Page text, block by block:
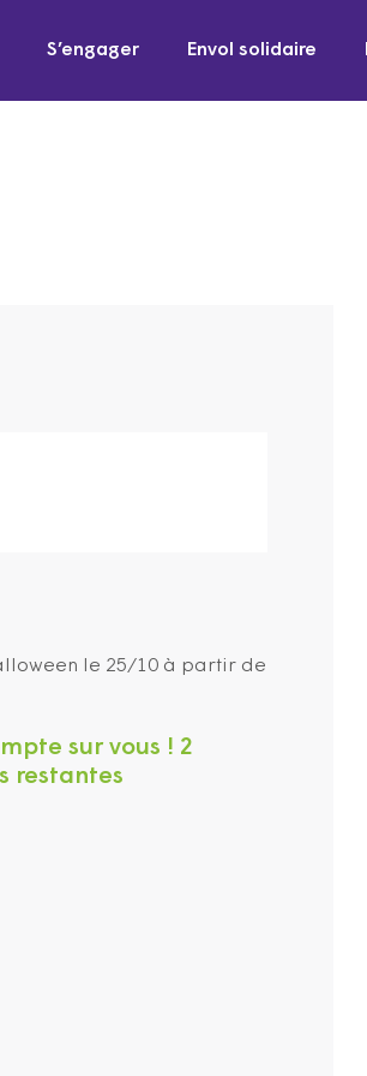
S’engager Envol solidaire
le 25/10 à partir de
sur vous ! 2
restantes